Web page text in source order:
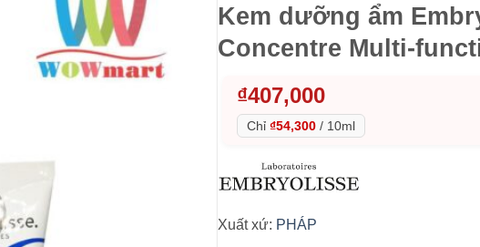
Kem dưỡng ẩm
Concentre Multi-
₫407,000
Chỉ ₫54,300 / 10ml
Xuất xứ: PHÁP